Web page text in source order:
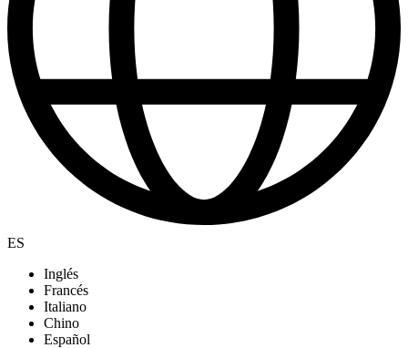
ES
Inglés
Francés
Italiano
Chino
Español